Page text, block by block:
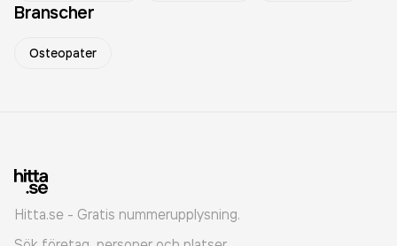
Branscher
Osteopater
Hitta.se - Gratis nummerupplysning.